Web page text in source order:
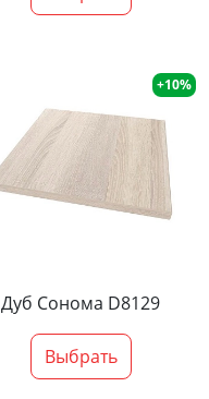
+10%
Дуб Сонома D8129
Выбрать